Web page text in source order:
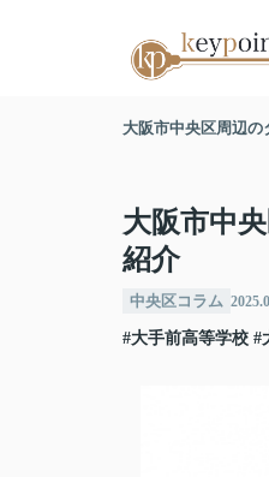
大阪市中央区周辺
大阪市中
紹介
中央区コラム
#大手前高等学校 #